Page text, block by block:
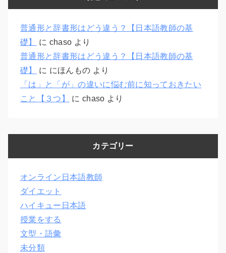
普通形と辞書形はどう違う？【日本語教師の基
礎】
に chaso より
普通形と辞書形はどう違う？【日本語教師の基
礎】
に にほんもの より
「は」と「が」の違いに悩む前に知っておきたい
こと【３つ】
に chaso より
カテゴリー
オンライン日本語教師
ダイエット
ハイキュー日本語
授業をする
文型・語彙
未分類